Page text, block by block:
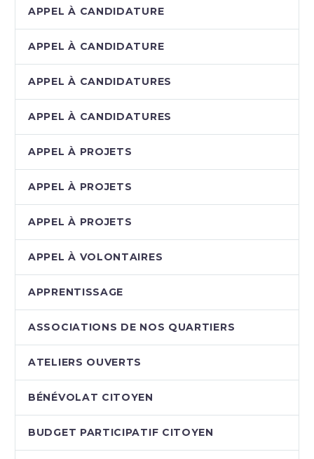
APPEL À CANDIDATURE
APPEL À CANDIDATURE
APPEL À CANDIDATURES
APPEL À CANDIDATURES
APPEL À PROJETS
APPEL À PROJETS
APPEL À PROJETS
APPEL À VOLONTAIRES
APPRENTISSAGE
ASSOCIATIONS DE NOS QUARTIERS
ATELIERS OUVERTS
BÉNÉVOLAT CITOYEN
BUDGET PARTICIPATIF CITOYEN